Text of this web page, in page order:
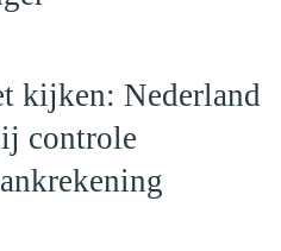
kijken: Nederland
controle